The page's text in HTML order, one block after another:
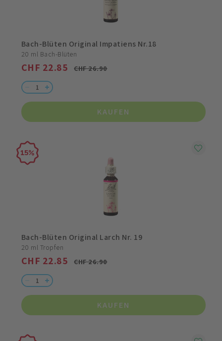
Bach-Blüten Original Impatiens Nr.18
20 ml Bach-Blüten
CHF 26.90
CHF 22.85
KAUFEN
15
Bach-Blüten Original Larch Nr. 19
20 ml Tropfen
CHF 26.90
CHF 22.85
KAUFEN